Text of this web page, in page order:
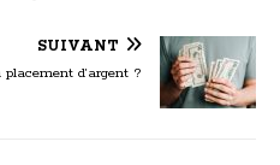
SUIVANT
d’argent ?